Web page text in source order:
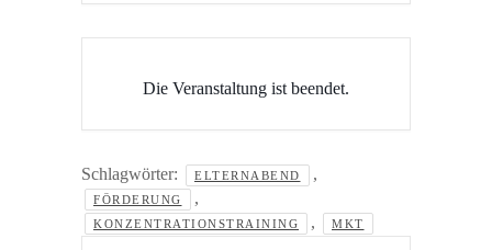
Die Veranstaltung ist beendet.
Schlagwörter: ELTERNABEND ,
FÖRDERUNG ,
KONZENTRATIONSTRAINING , MKT